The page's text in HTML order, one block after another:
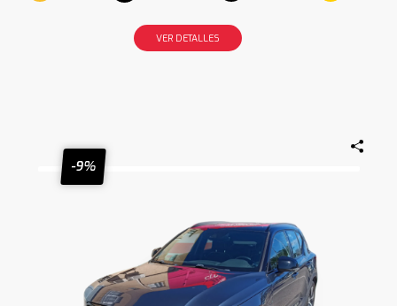
VER DETALLES
-9%